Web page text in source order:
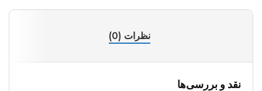
نظرات (0)
نقد و بررسی‌ها